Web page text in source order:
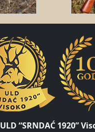
ULD “SRNDAĆ 1920”